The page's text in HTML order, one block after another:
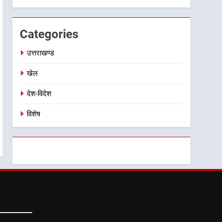
विस्तार पर हुई चर्चा
Categories
उत्तराखण्ड
खेल
देश-विदेश
विशेष